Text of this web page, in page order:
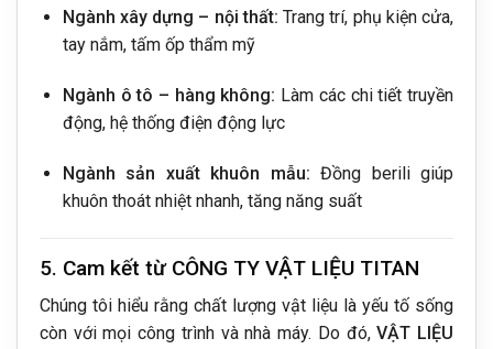
Ngành xây dựng – nội thất: Trang trí, phụ kiện cửa,
tay nắm, tấm ốp thẩm mỹ
Ngành ô tô – hàng không: Làm các chi tiết truyền
động, hệ thống điện động lực
Ngành sản xuất khuôn mẫu: Đồng berili giúp
khuôn thoát nhiệt nhanh, tăng năng suất
5. Cam kết từ CÔNG TY VẬT LIỆU TITAN
Chúng tôi hiểu rằng chất lượng vật liệu là yếu tố sống
còn với mọi công trình và nhà máy. Do đó,VẬT LIỆU